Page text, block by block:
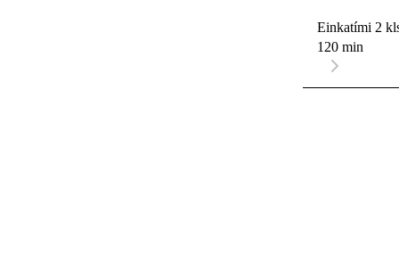
Einkatími 2
120 min